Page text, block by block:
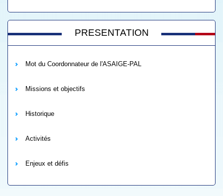
PRESENTATION
Mot du Coordonnateur de l'ASAIGE-PAL
Missions et objectifs
Historique
Activités
Enjeux et défis